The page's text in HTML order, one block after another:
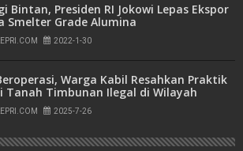
Bintan, Presiden RI Jokowi Lepas Ekspor
Smelter Grade Alumina
2022-1-30
Warga Kabil Resahkan Praktik
Tanah Timbunan Ilegal di Wilayah
2025-7-26